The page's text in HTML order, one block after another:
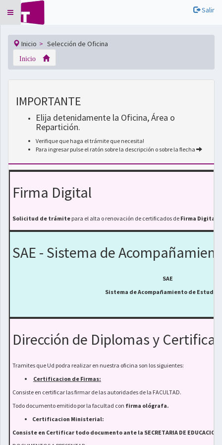
Toggle
navigation
Salir
Inicio Selección de Oficina
Inicio
IMPORTANTE
Elija detenidamente la Oficina, Área o
Repartición.
Verifique que haga el trámite que necesita!
Para ingresar pulse el ratón sobre la descripción o sobre la flecha
Firma Digital
Solicitud de trámite para el alta o renovación de certificados de Firma Digita
SAE - Sistema de
SAE
Sistema de Acompañamiento de
Dirección de Diplomas y
Tramites que Ud podra realizar en nuestra oficina son los siguientes:
Certificacion de Firmas:
Consiste en certificar las firmar de las autoridades de la FACULTAD.
Todo documento emitido por la facultad con firma ológrafa.
Certificacion Ministerial:
Consiste en Certificar todo documento ante la SECRETARIA DE EDUCACION